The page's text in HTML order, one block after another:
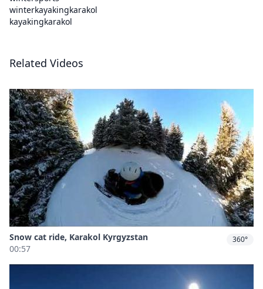
winterkayakingkarakol
kayakingkarakol
Related Videos
Snow cat ride, Karakol Kyrgyzstan
00:57
360°